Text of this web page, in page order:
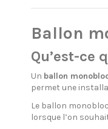
Ballon
Qu’est-ce
Un ballon
permet une
Le ballon
lorsque l’on